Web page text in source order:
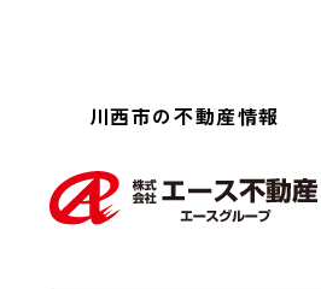
川西市の不動産情報